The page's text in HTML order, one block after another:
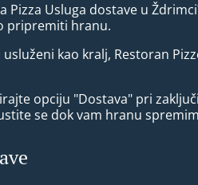
Pizza Usluga dostave u
pripremiti hranu.
kao kralj, Restoran
opciju "Dostava" pri
se dok vam hranu